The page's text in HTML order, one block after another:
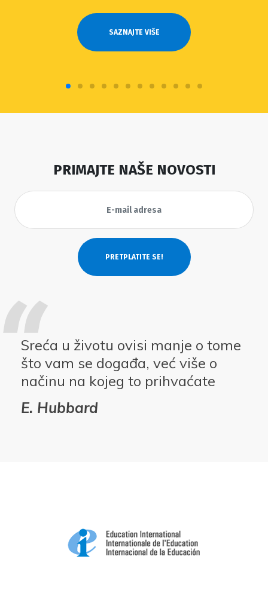
SAZNAJTE VIŠE
PRIMAJTE NAŠE NOVOSTI
Sreća u životu ovisi manje o tome
što vam se događa, već više o
načinu na kojeg to prihvaćate
E. Hubbard